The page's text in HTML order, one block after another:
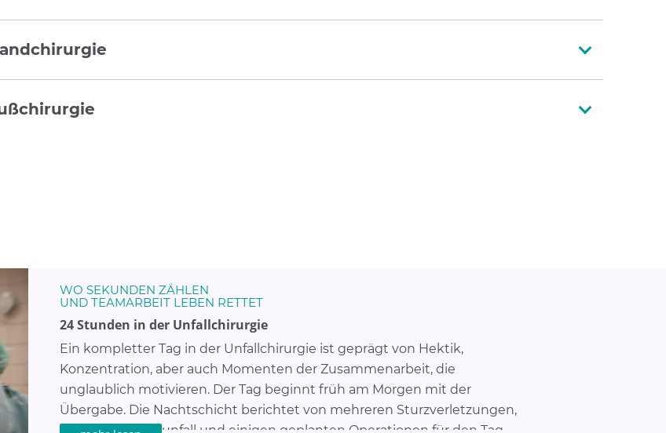
WO SEKUNDEN ZÄHLEN
UND TEAMARBEIT LEBEN RETTET
24 Stunden in der Unfallchirurgie
Ein kompletter Tag in der Unfallchirurgie ist geprägt von Hektik,
Konzentration, aber auch Momenten der Zusammenarbeit, die
unglaublich motivieren. Der Tag beginnt früh am Morgen mit der
Übergabe. Die Nachtschicht berichtet von mehreren Sturzverletzungen,